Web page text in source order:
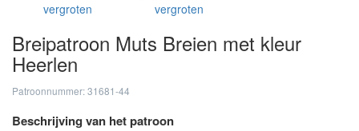
vergroten vergroten
Breipatroon Muts Breien met kleur
Heerlen
Patroonnummer: 31681-44
Beschrijving van het patroon